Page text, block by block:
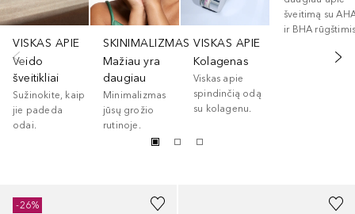
VISKAS APIE
Veido
šveitikliai
Sužinokite, kaip
jie padeda
odai.
SKINIMALIZMAS
Mažiau yra
daugiau
Minimalizmas
jūsų grožio
rutinoje.
VISKAS APIE
Kolagenas
Viskas apie
spindinčią odą
su kolagenu.
šveitimą su
ir BHA
-26%